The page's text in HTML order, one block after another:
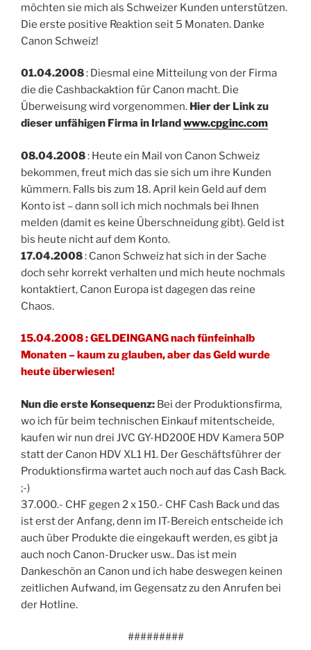
möchten sie mich als Schweizer Kunden unterstützen.
Die erste positive Reaktion seit 5 Monaten. Danke
Canon Schweiz!
01.04.2008: Diesmal eine Mitteilung von der Firma
die die Cashbackaktion für Canon macht. Die
Überweisung wird vorgenommen. Hier der Link zu
dieser unfähigen Firma in Irlandwww.cpginc.com
08.04.2008: Heute ein Mail von Canon Schweiz
bekommen, freut mich das sie sich um ihre Kunden
kümmern. Falls bis zum 18. April kein Geld auf dem
Konto ist – dann soll ich mich nochmals bei Ihnen
melden (damit es keine Überschneidung gibt). Geld ist
bis heute nicht auf dem Konto.
17.04.2008: Canon Schweiz hat sich in der Sache
doch sehr korrekt verhalten und mich heute nochmals
kontaktiert, Canon Europa ist dagegen das reine
Chaos.
15.04.2008 : GELDEINGANG nach fünfeinhalb
Monaten – kaum zu glauben, aber das Geld wurde
heute überwiesen!
Nun die erste Konsequenz: Bei der Produktionsfirma,
wo ich für beim technischen Einkauf mitentscheide,
kaufen wir nun drei JVC GY-HD200E HDV Kamera 50P
statt der Canon HDV XL1 H1. Der Geschäftsführer der
Produktionsfirma wartet auch noch auf das Cash Back.
;-)
37.000.- CHF gegen 2 x 150.- CHF Cash Back und das
ist erst der Anfang, denn im IT-Bereich entscheide ich
auch über Produkte die eingekauft werden, es gibt ja
auch noch Canon-Drucker usw.. Das ist mein
Dankeschön an Canon und ich habe deswegen keinen
zeitlichen Aufwand, im Gegensatz zu den Anrufen bei
der Hotline.
#########